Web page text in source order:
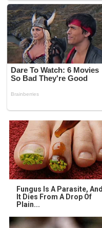
Fungus Is A Parasite, And
It Dies From A Drop Of
Plain...